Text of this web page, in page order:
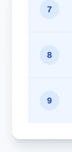
7
8
9